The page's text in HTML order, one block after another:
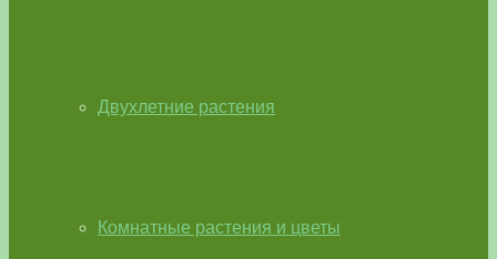
Двухлетние растения
Комнатные растения и цветы